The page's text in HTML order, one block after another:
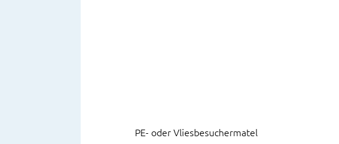
PE- oder Vliesbesuchermatel